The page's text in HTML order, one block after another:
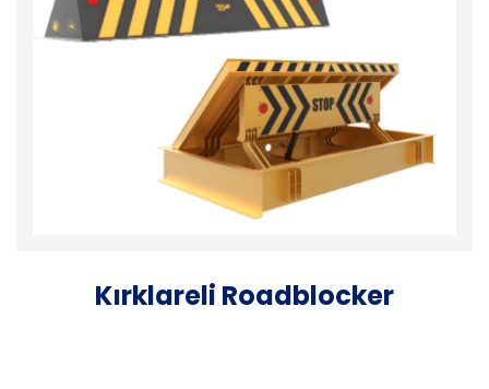
Kırklareli Roadblocker